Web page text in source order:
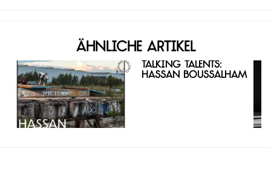
Ähnliche Artikel
Talking Talents:
Hassan Boussalham